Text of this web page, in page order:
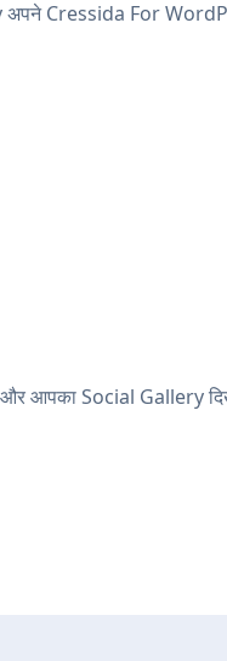
Cressida For
आपका Social Gallery